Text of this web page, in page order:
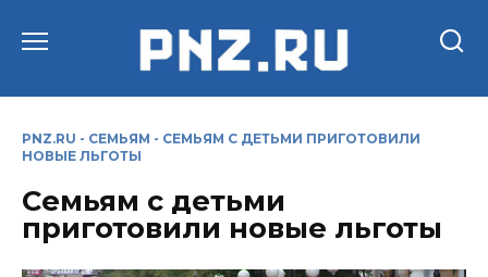
PNZ.RU - СЕМЬЯМ - СЕМЬЯМ С ДЕТЬМИ ПРИГОТОВИЛИ
НОВЫЕ ЛЬГОТЫ
Семьям с детьми
приготовили новые льготы